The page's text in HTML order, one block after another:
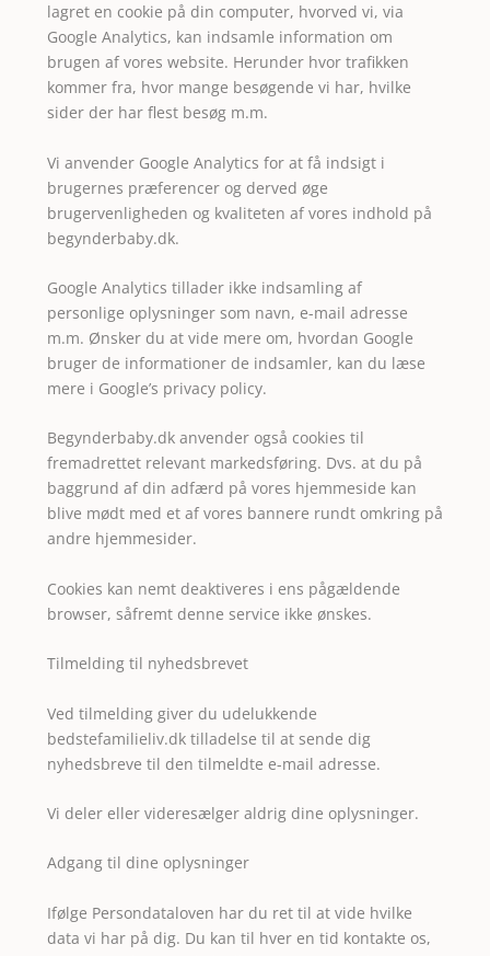
lagret en cookie på din computer, hvorved vi, via
Google Analytics, kan indsamle information om
brugen af vores website. Herunder hvor trafikken
kommer fra, hvor mange besøgende vi har, hvilke
sider der har flest besøg m.m.
Vi anvender Google Analytics for at få indsigt i
brugernes præferencer og derved øge
brugervenligheden og kvaliteten af vores indhold på
begynderbaby.dk.
Google Analytics tillader ikke indsamling af
personlige oplysninger som navn, e-mail adresse
m.m. Ønsker du at vide mere om, hvordan Google
bruger de informationer de indsamler, kan du læse
mere i Google’s privacy policy.
Begynderbaby.dk anvender også cookies til
fremadrettet relevant markedsføring. Dvs. at du på
baggrund af din adfærd på vores hjemmeside kan
blive mødt med et af vores bannere rundt omkring på
andre hjemmesider.
Cookies kan nemt deaktiveres i ens pågældende
browser, såfremt denne service ikke ønskes.
Tilmelding til nyhedsbrevet
Ved tilmelding giver du udelukkende
bedstefamilieliv.dk tilladelse til at sende dig
nyhedsbreve til den tilmeldte e-mail adresse.
Vi deler eller videresælger aldrig dine oplysninger.
Adgang til dine oplysninger
Ifølge Persondataloven har du ret til at vide hvilke
data vi har på dig. Du kan til hver en tid kontakte os,